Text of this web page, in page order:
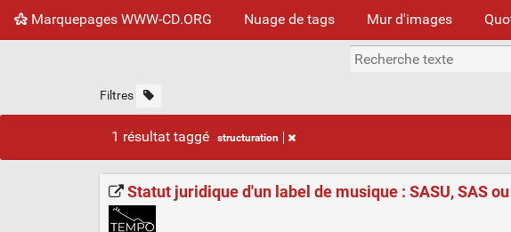
Marquepages WWW-CD.ORG Nuage de tags Mur d'images
Filtres
1 résultat taggé structuration
Statut juridique d'un label de musique : SASU, SAS